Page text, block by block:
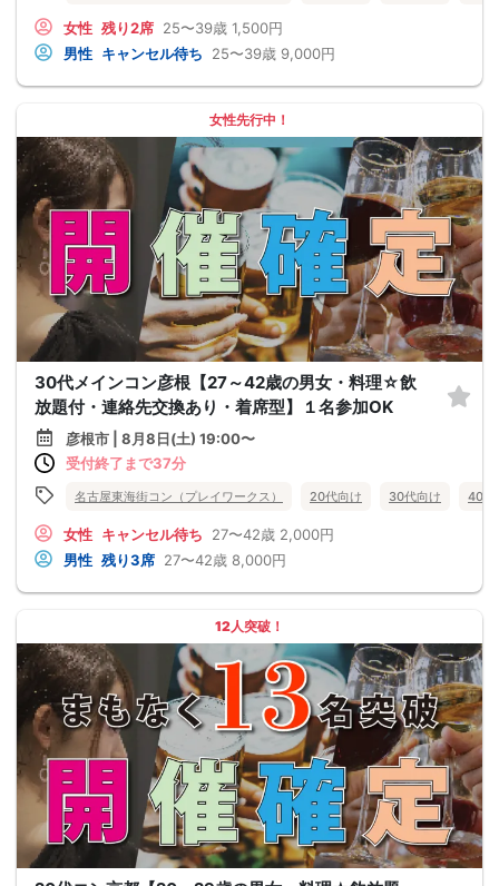
女性 残り2席 25〜39歳 1,500円
男性 キャンセル待ち 25〜39歳 9,000円
女性先行中！
30代メインコン彦根【27～42歳の男女・料理☆飲
放題付・連絡先交換あり・着席型】１名参加OK
彦根市 | 8月8日(土) 19:00〜
受付終了まで37分
名古屋東海街コン（プレイワークス） 20代向け 30代向け 40代
女性 キャンセル待ち 27〜42歳 2,000円
男性 残り3席 27〜42歳 8,000円
12人突破！